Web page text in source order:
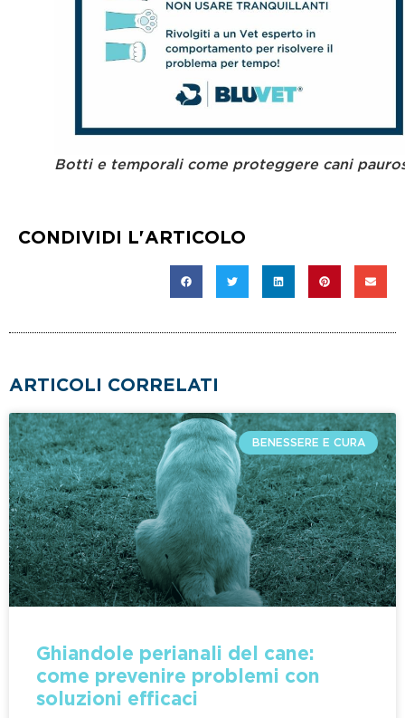
Botti e temporali come proteggere cani
CONDIVIDI L'ARTICOLO
ARTICOLI CORRELATI
BENESSERE E CURA
Ghiandole perianali del cane:
come prevenire problemi con
soluzioni efficaci